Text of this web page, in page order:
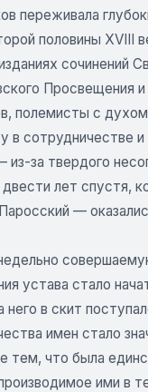
переживала
половины XVIII
сочинений
Просвещения и
полемисты с
в сотрудничестве
за твердого
лет спустя,
—
устава стало
в скит
имен стало
тем, что была
ими в